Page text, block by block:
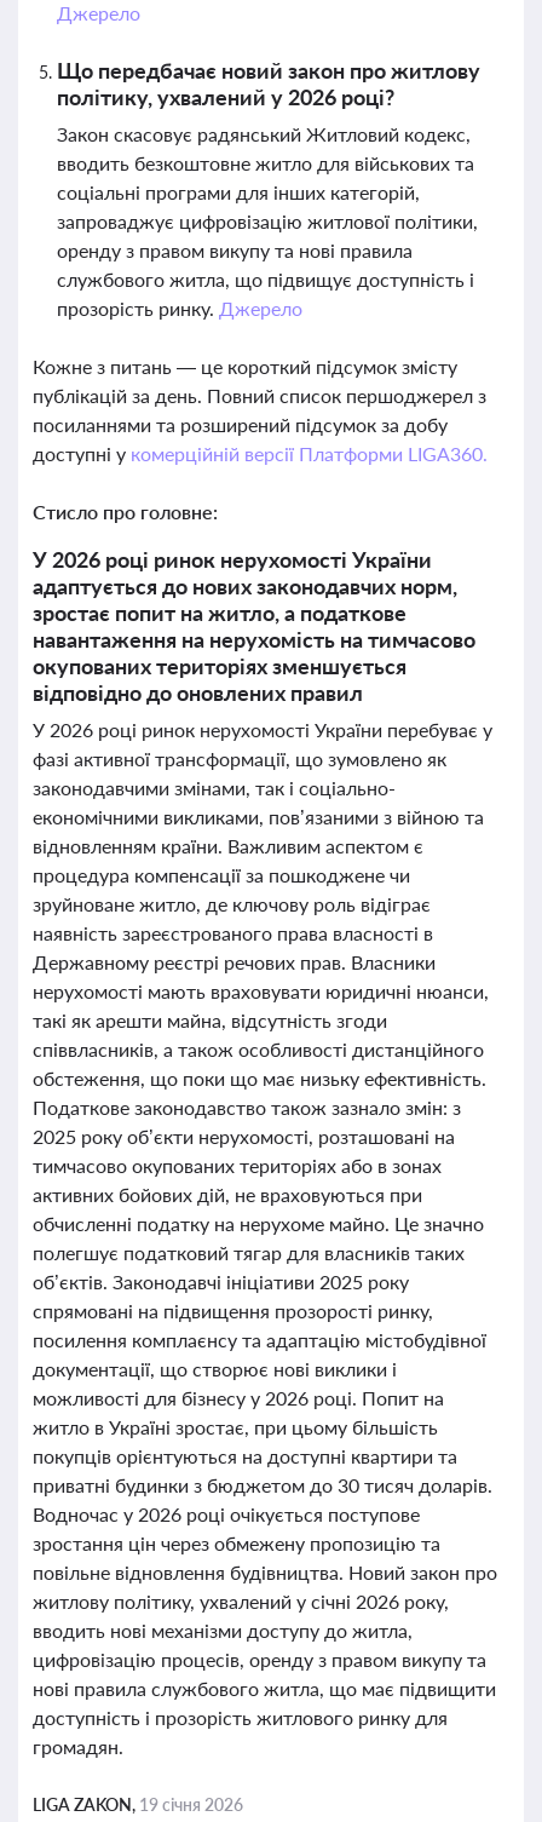
Джерело
Що передбачає новий закон про житлову
політику, ухвалений у 2026 році?
Закон скасовує радянський Житловий кодекс,
вводить безкоштовне житло для військових та
соціальні програми для інших категорій,
запроваджує цифровізацію житлової політики,
оренду з правом викупу та нові правила
службового житла, що підвищує доступність і
прозорість ринку. Джерело
Кожне з питань — це короткий підсумок змісту
публікацій за день. Повний список першоджерел з
посиланнями та розширений підсумок за добу
доступні у комерційній версії Платформи LIGA360.
Стисло про головне:
У 2026 році ринок нерухомості України
адаптується до нових законодавчих норм,
зростає попит на житло, а податкове
навантаження на нерухомість на тимчасово
окупованих територіях зменшується
відповідно до оновлених правил
У 2026 році ринок нерухомості України перебуває у
фазі активної трансформації, що зумовлено як
законодавчими змінами, так і соціально-
економічними викликами, пов’язаними з війною та
відновленням країни. Важливим аспектом є
процедура компенсації за пошкоджене чи
зруйноване житло, де ключову роль відіграє
наявність зареєстрованого права власності в
Державному реєстрі речових прав. Власники
нерухомості мають враховувати юридичні нюанси,
такі як арешти майна, відсутність згоди
співвласників, а також особливості дистанційного
обстеження, що поки що має низьку ефективність.
Податкове законодавство також зазнало змін: з
2025 року об’єкти нерухомості, розташовані на
тимчасово окупованих територіях або в зонах
активних бойових дій, не враховуються при
обчисленні податку на нерухоме майно. Це значно
полегшує податковий тягар для власників таких
об’єктів. Законодавчі ініціативи 2025 року
спрямовані на підвищення прозорості ринку,
посилення комплаєнсу та адаптацію містобудівної
документації, що створює нові виклики і
можливості для бізнесу у 2026 році. Попит на
житло в Україні зростає, при цьому більшість
покупців орієнтуються на доступні квартири та
приватні будинки з бюджетом до 30 тисяч доларів.
Водночас у 2026 році очікується поступове
зростання цін через обмежену пропозицію та
повільне відновлення будівництва. Новий закон про
житлову політику, ухвалений у січні 2026 року,
вводить нові механізми доступу до житла,
цифровізацію процесів, оренду з правом викупу та
нові правила службового житла, що має підвищити
доступність і прозорість житлового ринку для
громадян.
LIGA ZAKON, 19 січня 2026